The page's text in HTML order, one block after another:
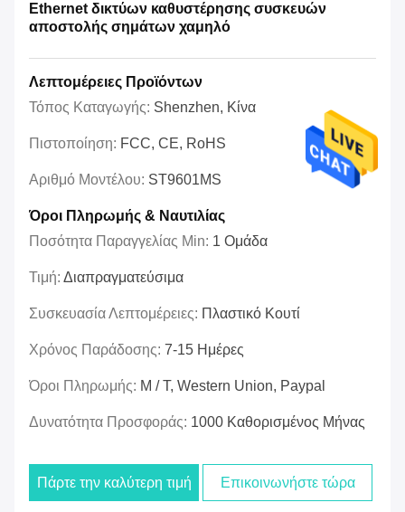
Ethernet δικτύων καθυστέρησης συσκευών
αποστολής σημάτων χαμηλό
Λεπτομέρειες Προϊόντων
Τόπος Καταγωγής: Shenzhen, Κίνα
Πιστοποίηση: FCC, CE, RoHS
Αριθμό Μοντέλου: ST9601MS
Όροι Πληρωμής & Ναυτιλίας
Ποσότητα Παραγγελίας Min: 1 Ομάδα
Τιμή: Διαπραγματεύσιμα
Συσκευασία Λεπτομέρειες: Πλαστικό Κουτί
Χρόνος Παράδοσης: 7-15 Ημέρες
Όροι Πληρωμής: Μ / Τ, Western Union, Paypal
Δυνατότητα Προσφοράς: 1000 Καθορισμένος Μήνας
Πάρτε την καλύτερη τιμή Επικοινωνήστε τώρα